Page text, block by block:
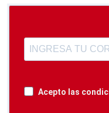
Acepto las